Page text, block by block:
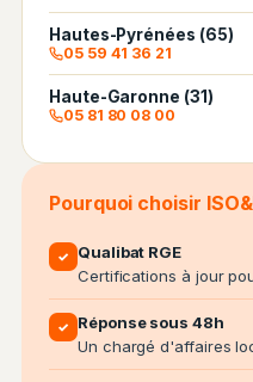
Hautes-Pyrénées (65)
05 59 41 36 21
Haute-Garonne (31)
05 81 80 08 00
Pourquoi choisir
✓
Qualibat RGE
Certifications à jour
✓
Réponse sous 48h
Un chargé d'affaires